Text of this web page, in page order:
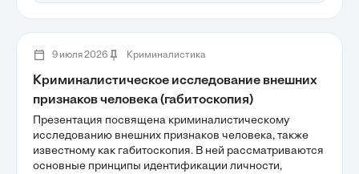
преступностью.
9 июля 2026 Криминалистика
Криминалистическое исследование внешних
признаков человека (габитоскопия)
Презентация посвящена криминалистическому
исследованию внешних признаков человека, также
известному как габитоскопия. В ней рассматриваются
основные принципы идентификации личности,